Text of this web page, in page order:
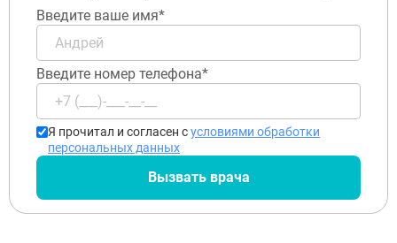
Введите ваше имя*
Введите номер телефона*
Я прочитал и согласен сусловиями обработки
персональных данных
Вызвать врача
Оставляя заявку Вы соглашаетесь сполитикой
конфиденциальности
Отправить
Оставляя заявку Вы соглашаетесь с
Отправить
Оставляя заявку Вы соглашаетесь с
Павловский Посад
Ступино
Дмитров
Фрязино
Дзержинский
Солнечногорск
Краснознаменск
Кашира
Апрелевка
Протвино
Шатура